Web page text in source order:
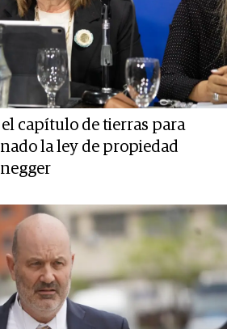
capítulo de tierras para
la ley de propiedad